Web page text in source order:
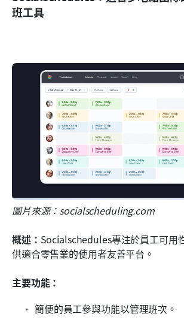
班工具
圖片來源：socialscheduling.com
概述： Socialschedules專注於員工可用
供適合零售業的使用者友善平台。
主要功能：
簡便的員工參與功能以管理班次。